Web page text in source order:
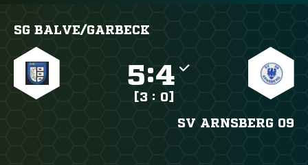
SG BALVE/​GARBECK
:
[3 : 0]
SV ARNSBERG 09